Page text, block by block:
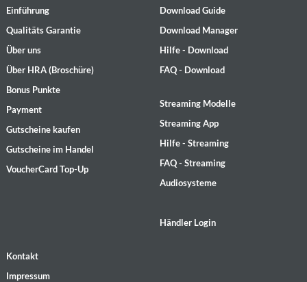
Einführung
Qualitäts Garantie
Über uns
Über HRA (Broschüre)
Bonus Punkte
Payment
Gutscheine kaufen
Gutscheine im Handel
VoucherCard Top-Up
Download Guide
Download Manager
Hilfe - Download
FAQ - Download
Streaming Modelle
Streaming App
Hilfe - Streaming
FAQ - Streaming
Audiosysteme
Händler Login
Kontakt
Impressum